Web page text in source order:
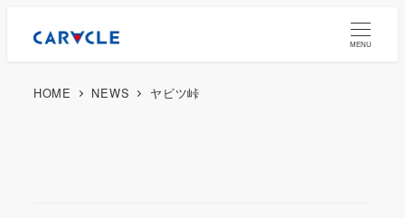
MENU
HOME NEWS ヤビツ峠